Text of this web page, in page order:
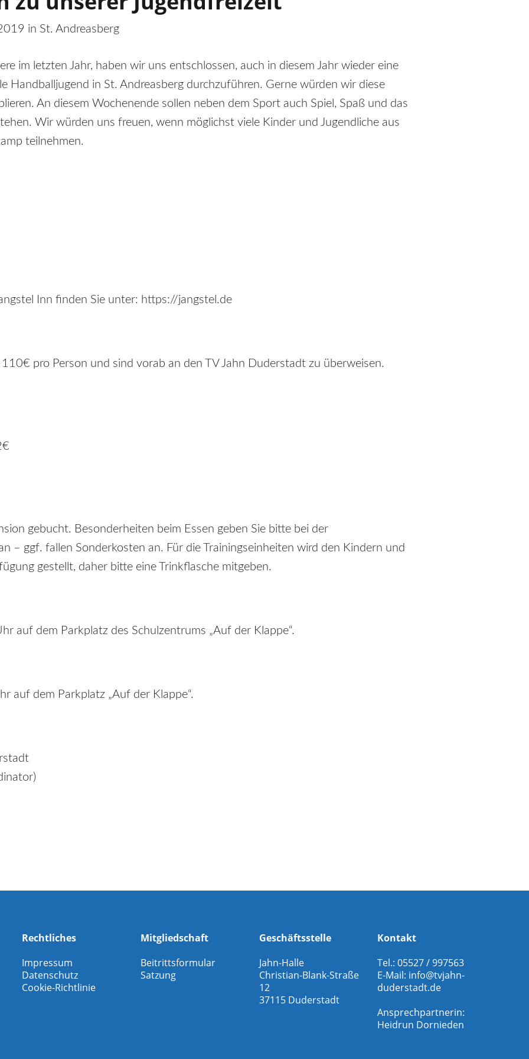
in St. Andreasberg
im letzten Jahr, haben wir uns entschlossen, auch in diesem Jahr wieder eine
Handballjugend in St. Andreasberg durchzuführen. Gerne würden wir diese
An diesem Wochenende sollen neben dem Sport auch Spiel, Spaß und das
Wir würden uns freuen, wenn möglichst viele Kinder und Jugendliche aus
teilnehmen.
Inn finden Sie unter: https://jangstel.de
pro Person und sind vorab an den TV Jahn Duderstadt zu überweisen.
gebucht. Besonderheiten beim Essen geben Sie bitte bei der
– ggf. fallen Sonderkosten an. Für die Trainingseinheiten wird den Kindern und
gestellt, daher bitte eine Trinkflasche mitgeben.
auf dem Parkplatz des Schulzentrums „Auf der Klappe“.
auf dem Parkplatz „Auf der Klappe“.
Rechtliches
Impressum
Datenschutz
Cookie-Richtlinie
Mitgliedschaft
Beitrittsformular
Satzung
Geschäftsstelle
Jahn-Halle
Christian-Blank-Straße
12
37115 Duderstadt
Kontakt
Tel.: 05527 / 997563
E-Mail: info@tvjahn-
duderstadt.de
Ansprechpartnerin:
Heidrun Dornieden